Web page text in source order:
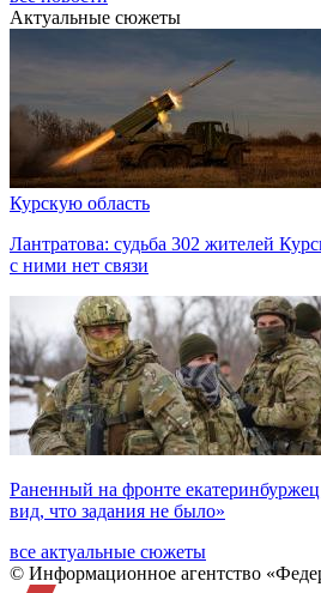
Актуальные сюжеты
Курскую область
Лантратова: судьба 302 жителей
с ними нет связи
Раненный на фронте
вид, что задания не было»
все актуальные сюжеты
© Информационное агентство